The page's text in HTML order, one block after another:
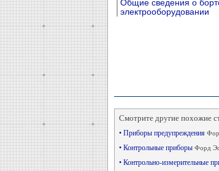
Общие сведения о
электрооборудовании
Смотрите другие похожие
• Приборы предупреждения
• Контрольные приборы Форд
• Контрольно-измерительные